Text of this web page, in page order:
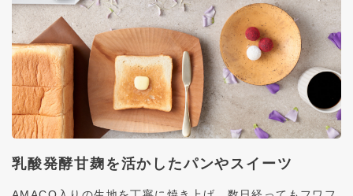
乳酸発酵甘麹を活かしたパンやスイーツ